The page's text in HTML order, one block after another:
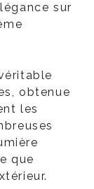
sur
obtenue
les
que